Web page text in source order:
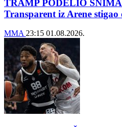
TRAMP PODELIO
Transparent iz Arene
MMA 23:15 01.08.2026.